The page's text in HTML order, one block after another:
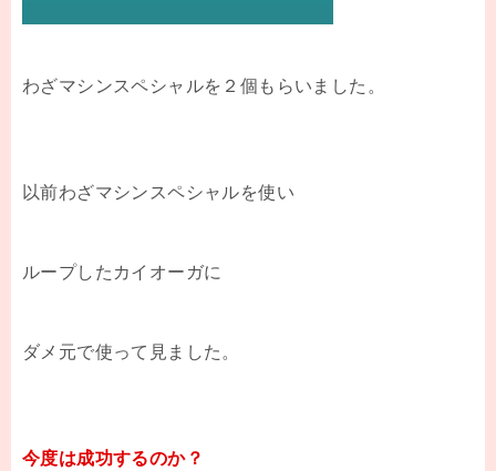
わざマシンスペシャルを２個もらいました。
以前わざマシンスペシャルを使い
ループしたカイオーガに
ダメ元で使って見ました。
今度は成功するのか？